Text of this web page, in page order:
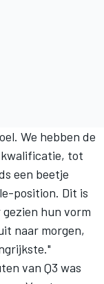
We hebben de
tot
een beetje
position. Dit is
hun vorm
naar morgen,
van Q3 was